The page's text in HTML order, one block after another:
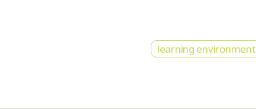
learning environment